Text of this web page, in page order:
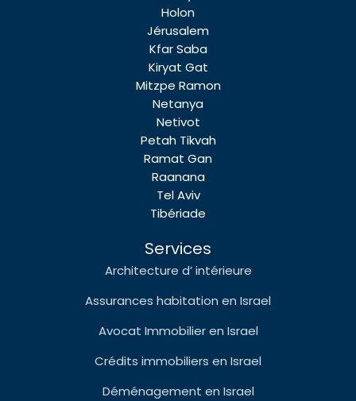
Holon
Jérusalem
Kfar Saba
Kiryat Gat
Mitzpe Ramon
Netanya
Netivot
Petah Tikvah
Ramat Gan
Raanana
Tel Aviv
Tibériade
Services
Architecture d’ intérieure
Assurances habitation en Israel
Avocat Immobilier en Israel
Crédits immobiliers en Israel
Déménagement en Israel